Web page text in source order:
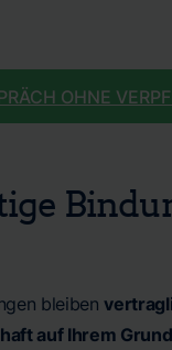
OHNE
bleiben
auf Ihrem